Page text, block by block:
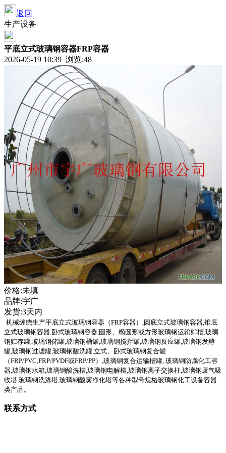
返回
生产设备
平底立式玻璃钢容器FRP容器
2026-05-19 10:39 浏览:48
价格:未填
品牌:宇广
发货:3天内
机械缠绕生产平底立式玻璃钢容器（FRP容器） ,圆底立式玻璃钢容器,锥底
立式玻璃钢容器,卧式玻璃钢容器,圆形、椭圆形或方形玻璃钢运输贮槽,玻璃
钢贮存罐,玻璃钢储罐,玻璃钢桶罐,玻璃钢搅拌罐,玻璃钢反应罐,玻璃钢发酵
罐,玻璃钢过滤罐,玻璃钢酸洗罐,立式、卧式玻璃钢复合罐
（FRP/PVC,FRP/PVDF或FRP/PP） ,玻璃钢复合运输槽罐, 玻璃钢防腐化工容
器,玻璃钢水箱,玻璃钢酸洗槽,玻璃钢电解槽,玻璃钢离子交换柱,玻璃钢废气吸
收塔,玻璃钢洗涤塔,玻璃钢酸雾净化塔等各种型号规格玻璃钢化工设备容器
类产品。
联系方式